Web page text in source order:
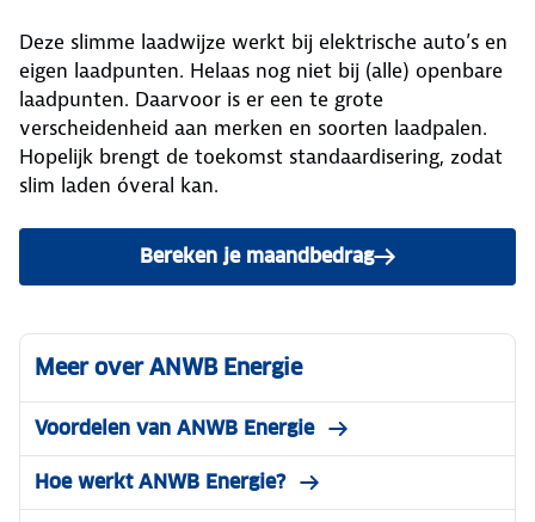
Deze slimme laadwijze werkt bij elektrische auto’s en
eigen laadpunten. Helaas nog niet bij (alle) openbare
laadpunten. Daarvoor is er een te grote
verscheidenheid aan merken en soorten laadpalen.
Hopelijk brengt de toekomst standaardisering, zodat
slim laden óveral kan.
Bereken je maandbedrag
Meer over ANWB Energie
Voordelen van ANWB Energie
Hoe werkt ANWB Energie?